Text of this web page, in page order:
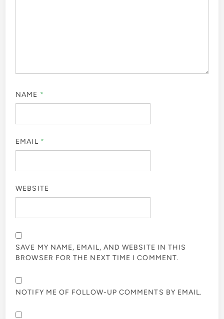
NAME *
EMAIL *
WEBSITE
SAVE MY NAME, EMAIL, AND WEBSITE IN THIS
BROWSER FOR THE NEXT TIME I COMMENT.
NOTIFY ME OF FOLLOW-UP COMMENTS BY EMAIL.